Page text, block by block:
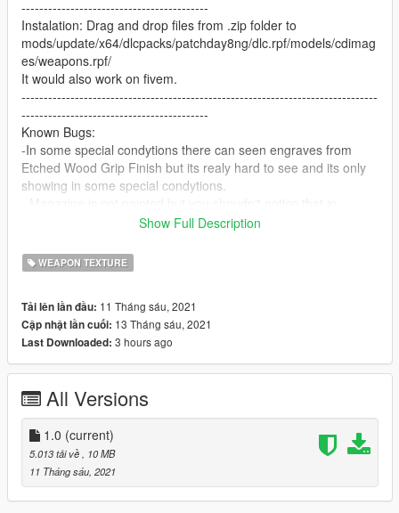
------------------------------------------
Instalation: Drag and drop files from .zip folder to
mods/update/x64/dlcpacks/patchday8ng/dlc.rpf/models/cdimag
es/weapons.rpf/
It would also work on fivem.
--------------------------------------------------------------------------------
------------------------------------------
Known Bugs:
-In some special condytions there can seen engraves from
Etched Wood Grip Finish but its realy hard to see and its only
showing in some special condytions.
Show Full Description
WEAPON TEXTURE
Tải lên lần đầu: 11 Tháng sáu, 2021
Cập nhật lần cuối: 13 Tháng sáu, 2021
Last Downloaded: 3 hours ago
All Versions
1.0 (current)
5.013 tải về
, 10 MB
11 Tháng sáu, 2021